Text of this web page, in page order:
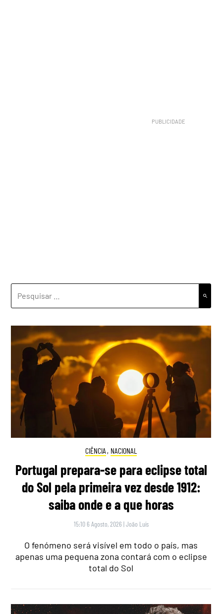
CIÊNCIA , NACIONAL
Portugal prepara-se para eclipse total
do Sol pela primeira vez desde 1912:
saiba onde e a que horas
15:10 6 Agosto, 2026 |João Luís
O fenómeno será visível em todo o país, mas
apenas uma pequena zona contará com o eclipse
total do Sol